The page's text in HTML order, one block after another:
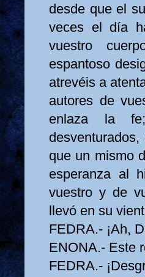
desde que el
veces el día
vuestro
espantoso
atrevéis a
autores de
enlaza la
que un mismo
esperanza al
vuestro y de
llevó en su
FEDRA.- ¡Ah,
ENONA.- Este
FEDRA.-